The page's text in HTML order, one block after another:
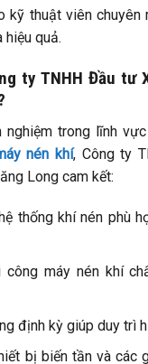
kỹ thuật viên chuyên
hiệu quả.
ty TNHH Đầu tư
nghiệm trong lĩnh
nén khí, Công ty
Long cam kết:
thống khí nén phù
công máy nén khí
định kỳ giúp duy trì
bị biến tần và các